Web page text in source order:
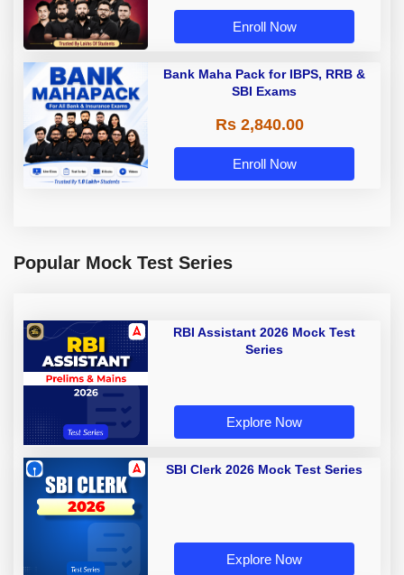
Enroll Now
Bank Maha Pack for IBPS, RRB &
SBI Exams
Rs 2,840.00
Enroll Now
Popular Mock Test Series
RBI Assistant 2026 Mock Test
Series
Explore Now
SBI Clerk 2026 Mock Test Series
Explore Now